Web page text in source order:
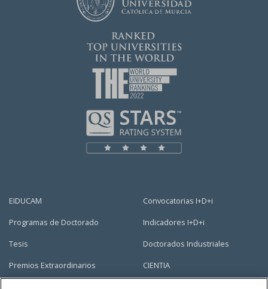
EIDUCAM
Programas de Doctorado
Tesis
Premios Extraordinarios
Convocatorias I+D+i
Indicadores I+D+i
Doctorados Industriales
CIENTIA